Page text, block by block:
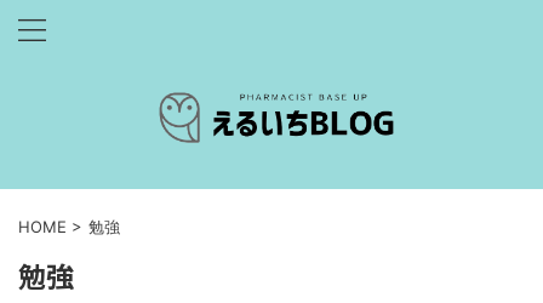
HOME > 勉強
勉強